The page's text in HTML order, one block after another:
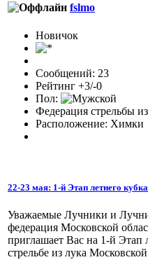
fslmo
Новичок
Сообщений: 23
Рейтинг +3/-0
Пол:
Федерация стрельбы
Расположение: Химки
22-23 мая: 1-й Этап летнего
Уважаемые Лучники и
федерация Московской
приглашает Вас на 1-й Этап
стрельбе из лука